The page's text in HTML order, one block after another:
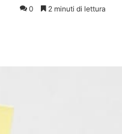
0 2 minuti di lettura